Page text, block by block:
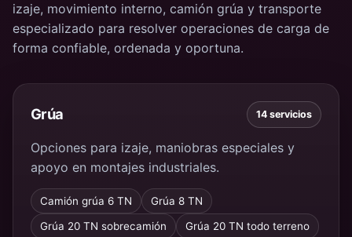
izaje, movimiento interno, camión grúa y transporte
especializado para resolver operaciones de carga de
forma confiable, ordenada y oportuna.
Grúa 14 servicios
Opciones para izaje, maniobras especiales y
apoyo en montajes industriales.
Camión grúa 6 TN Grúa 8 TN
Grúa 20 TN sobrecamión Grúa 20 TN todo terreno